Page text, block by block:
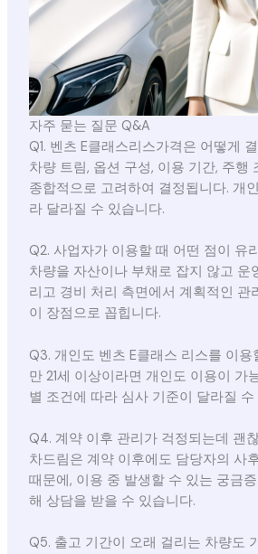
자주 묻는 질문 Q&A
Q1. 벤츠 E클래스리스가격은 어떻게
차량 트림, 옵션 구성, 이용 기간, 주행
종합적으로 고려하여 결정됩니다. 개
라 달라질 수 있습니다.
Q2. 사업자가 이용할 때 어떤 점이 유
차량을 자산이나 부채로 잡지 않고 운
리고 경비 처리 측면에서 계획적인 관
이 장점으로 꼽힙니다.
Q3. 개인도 벤츠 E클래스 리스를 이용
만 21세 이상이라면 개인도 이용이 가
별 조건에 따라 심사 기준이 달라질 수
Q4. 계약 이후 관리가 걱정되는데 괜
차드림은 계약 이후에도 담당자의 사
때문에, 이용 중 발생할 수 있는 궁금
해 상담을 받을 수 있습니다.
Q5. 출고 기간이 오래 걸리는 차량도